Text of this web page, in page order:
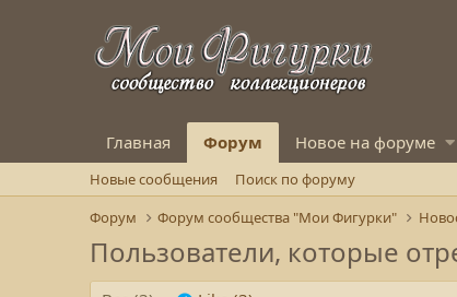
Главная Форум Новое на форуме
Новые сообщения
Поиск по форуму
Форум
Форум сообщества "Мои Фигурки"
Пользователи, которые